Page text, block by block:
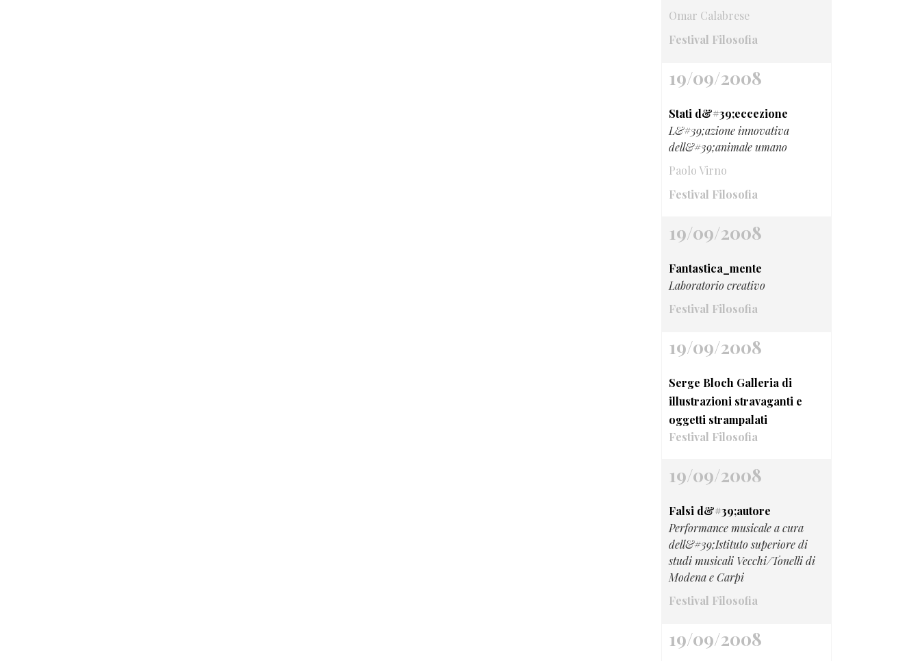
Omar Calabrese
Festival Filosofia
19/09/2008
Stati d&#39;eccezione
L&#39;azione innovativa
dell&#39;animale umano
Paolo Virno
Festival Filosofia
19/09/2008
Fantastica_mente
Laboratorio creativo
Festival Filosofia
19/09/2008
Serge Bloch Galleria di
illustrazioni stravaganti e
oggetti strampalati
Festival Filosofia
19/09/2008
Falsi d&#39;autore
Performance musicale a cura
dell&#39;Istituto superiore di
studi musicali Vecchi/Tonelli di
Modena e Carpi
Festival Filosofia
19/09/2008